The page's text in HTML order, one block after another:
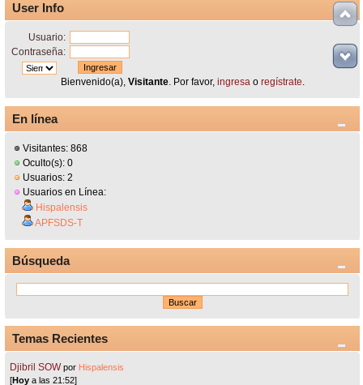
User Info
Usuario:
Contraseña:
Bienvenido(a), Visitante. Por favor, ingresao regístrate.
En línea
Visitantes: 868
Oculto(s): 0
Usuarios: 2
Usuarios en Línea:
Hispalensis
APFSDS-T
Búsqueda
Temas Recientes
Djibril SOW por Hispalensis
[Hoy a las 21:52]